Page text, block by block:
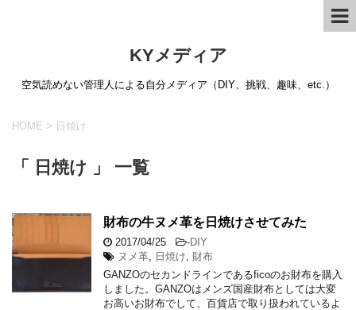
KYメディア
空気読めない管理人による自分メディア（DIY、挑戦、趣味、etc.）
HOME > 日焼け
「 日焼け 」 一覧
財布の牛ヌメ革を日焼けさせてみた
2017/04/25 -DIY
ヌメ革
日焼け
財布
GANZOのセカンドラインであるficoのお財布を購入
しました。GANZOはメンズ国産財布としては大変
お高いお財布でして、百貨店で取り扱われているよ